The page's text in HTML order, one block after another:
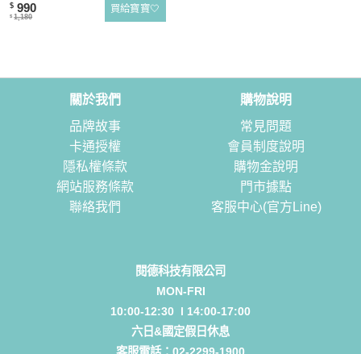
$ 990
$ 1,180
買給寶寶🤍
關於我們
品牌故事
卡通授權
隱私權條款
網站服務條款
聯絡我們
購物說明
常見問題
會員制度說明
購物金說明
門市據點
客服中心(官方Line)
閱德科技有限公司
MON-FRI
10:00-12:30 l 14:00-17:00
六日&國定假日休息